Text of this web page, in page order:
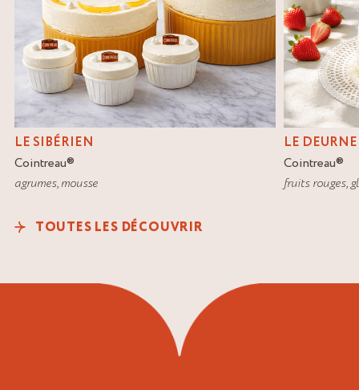
LE SIBÉRIEN
Cointreau®
agrumes,mousse
LE DEURNE
Cointreau®
fruits rouges,
TOUTES LES DÉCOUVRIR